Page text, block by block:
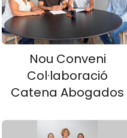
Nou Conveni
Col·laboració
Catena Abogados